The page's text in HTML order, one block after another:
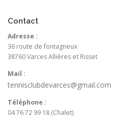
Contact
Adresse :
36 route de fontagneux
38760 Varces Allières et Risset
Mail :
tennisclubdevarces@gmail.com
Téléphone :
04 76 72 99 18 (Chalet)